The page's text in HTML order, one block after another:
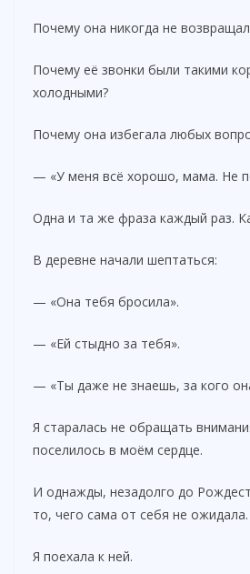
Почему она никогда не
Почему её звонки были такими
холодными?
Почему она избегала любых
— «У меня всё хорошо, мама. Не
Одна и та же фраза каждый раз.
В деревне начали шептаться:
— «Она тебя бросила».
— «Ей стыдно за тебя».
— «Ты даже не знаешь, за кого
Я старалась не обращать
поселилось в моём сердце.
И однажды, незадолго до
то, чего сама от себя не ожидала.
Я поехала к ней.